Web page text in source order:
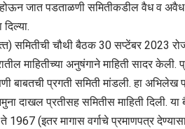
होऊन जात पडताळणी समितीकडील वैध व
समितीची चौथी बैठक 30 सप्टेंबर 2023
माहितीच्‍या अनुषंगाने माहिती सादर केली.
बाबतची प्रगती समिती मांडली. हा अभिलेख
दाखल प्रतीसह समितीस माहिती दिली.
1967 (इतर मागास वर्गाचे प्रमाणपत्र